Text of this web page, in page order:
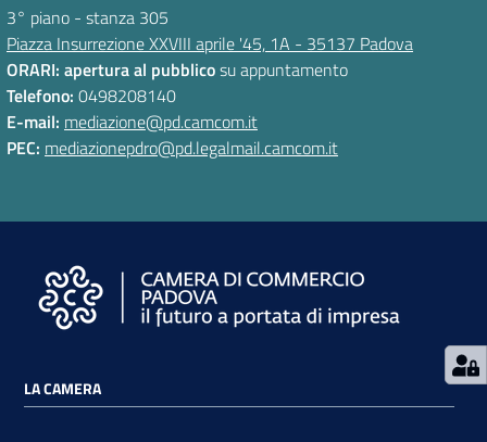
su
3° piano - stanza 305
Piazza Insurrezione XXVIII aprile '45, 1A - 35137 Padova
ORARI: apertura al pubblicosu appuntamento
Telefono: 0498208140
E-mail: mediazione@pd.camcom.it
PEC: mediazionepdro@pd.legalmail.camcom.it
LA CAMERA